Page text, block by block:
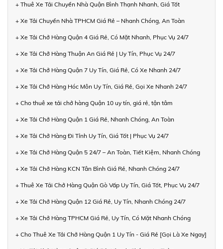
+ Thuê Xe Tải Chuyển Nhà Quận Bình Thạnh Nhanh, Giá Tốt
+ Xe Tải Chuyển Nhà TPHCM Giá Rẻ – Nhanh Chóng, An Toàn
+ Xe Tải Chở Hàng Quận 4 Giá Rẻ, Có Mặt Nhanh, Phục Vụ 24/7
+ Xe Tải Chở Hàng Thuận An Giá Rẻ | Uy Tín, Phục Vụ 24/7
+ Xe Tải Chở Hàng Quận 7 Uy Tín, Giá Rẻ, Có Xe Nhanh 24/7
+ Xe Tải Chở Hàng Hóc Môn Uy Tín, Giá Rẻ, Gọi Xe Nhanh 24/7
+ Cho thuê xe tải chở hàng Quận 10 uy tín, giá rẻ, tận tâm
+ Xe Tải Chở Hàng Quận 1 Giá Rẻ, Nhanh Chóng, An Toàn
+ Xe Tải Chở Hàng Đi Tỉnh Uy Tín, Giá Tốt | Phục Vụ 24/7
+ Xe Tải Chở Hàng Quận 5 24/7 – An Toàn, Tiết Kiệm, Nhanh Chóng
+ Xe Tải Chở Hàng KCN Tân Bình Giá Rẻ, Nhanh Chóng 24/7
+ Thuê Xe Tải Chở Hàng Quận Gò Vấp Uy Tín, Giá Tốt, Phục Vụ 24/7
+ Xe Tải Chở Hàng Quận 12 Giá Rẻ, Uy Tín, Nhanh Chóng 24/7
+ Xe Tải Chở Hàng TPHCM Giá Rẻ, Uy Tín, Có Mặt Nhanh Chóng
+ Cho Thuê Xe Tải Chở Hàng Quận 1 Uy Tín - Giá Rẻ [Gọi Là Xe Ngay]